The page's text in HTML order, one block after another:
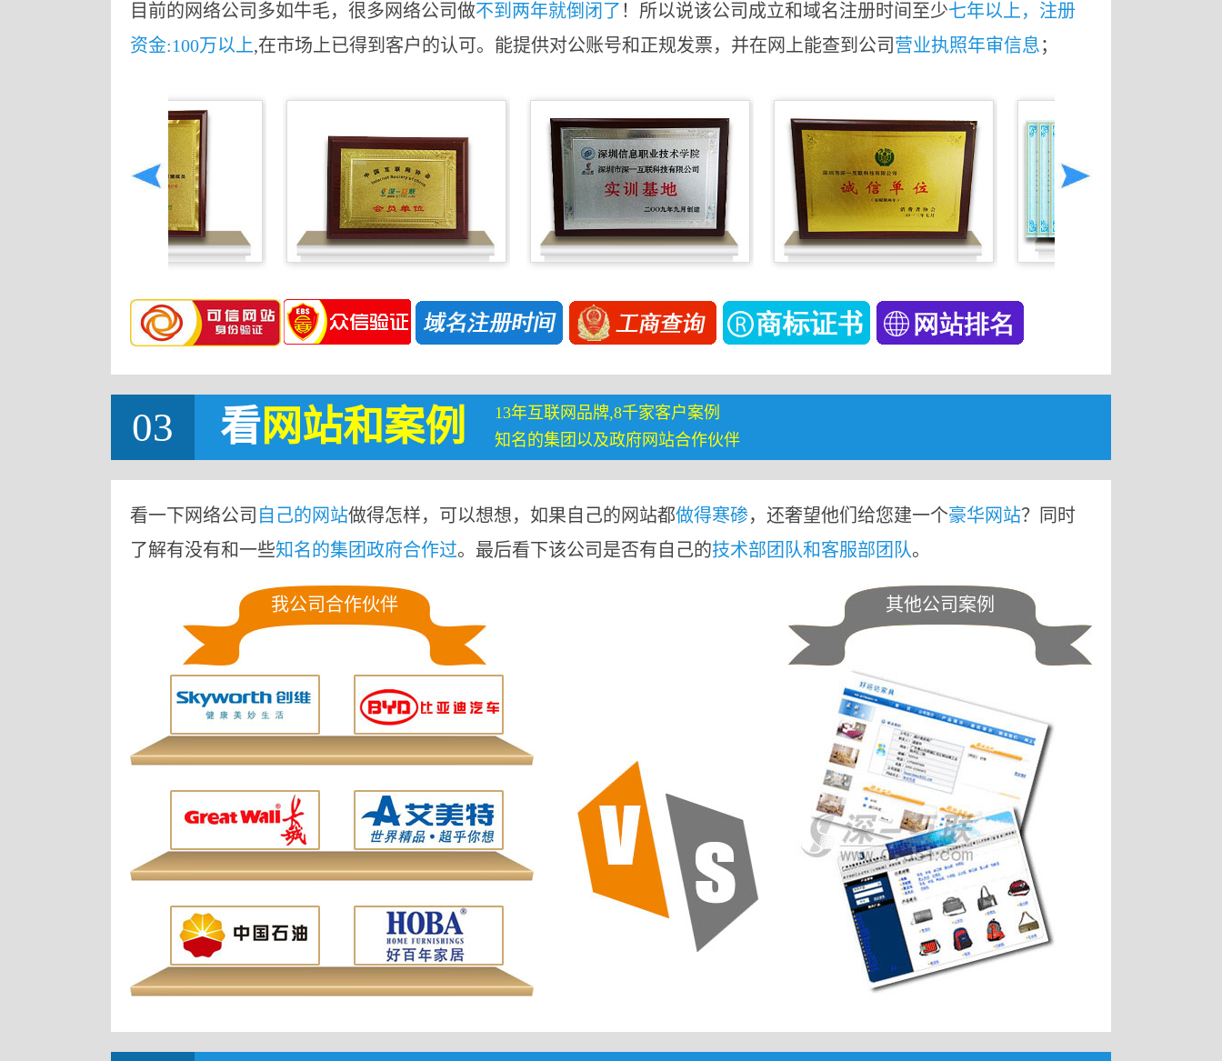
目前的网络公司多如牛毛，很多网络公司做不到两年就倒闭了 ！所以说该公司成立和域名注册时间至少七年以上，注册
资金:100万以上,在市场上已得到客户的认可。能提供对公账号和正规发票，并在网上能查到公司 营业执照年审信息；
03 看网站和案例
13年互联网品牌,8千家客户案例
知名的集团以及政府网站合作伙伴
看一下网络公司 自己的网站做得怎样，可以想想，如果自己的网站都做得寒碜，还奢望他们给您建一个豪华网站？同时
了解有没有和一些知名的集团政府合作过。最后看下该公司是否有自己的技术部团队和客服部团队。
我公司合作伙伴 其他公司案例